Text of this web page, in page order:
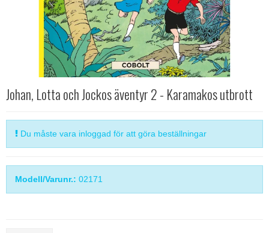
Johan, Lotta och Jockos äventyr 2 - Karamakos utbrott
Du måste vara inloggad för att göra beställningar
Modell/Varunr.: 02171